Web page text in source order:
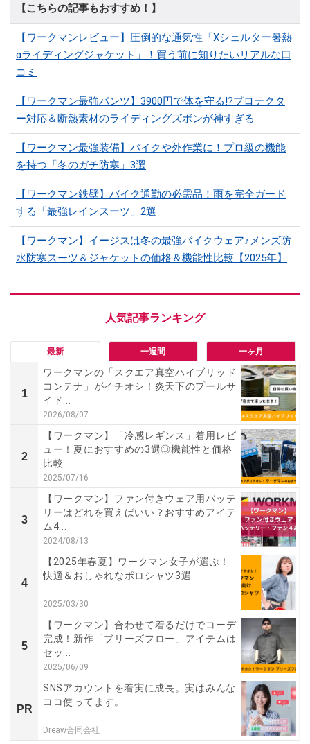
【こちらの記事もおすすめ！】
【ワークマンレビュー】圧倒的な通気性「Xシェルター暑熱
αライディングジャケット」！買う前に知りたいリアルな口
コミ
【ワークマン最強パンツ】3900円で体を守る!?プロテクタ
ー対応＆断熱素材のライディングズボンが神すぎる
【ワークマン最強装備】バイクや外作業に！プロ級の機能
を持つ「冬のガチ防寒」3選
【ワークマン鉄壁】バイク通勤の必需品！雨を完全ガード
する「最強レインスーツ」2選
【ワークマン】イージスは冬の最強バイクウェア♪メンズ防
水防寒スーツ＆ジャケットの価格＆機能性比較【2025年】
最新 一週間 一ヶ月
1
ワークマンの「スクエア真空ハイブリッド
コンテナ」がイチオシ！炎天下のプールサ
イド...
2026/08/07
2
【ワークマン】「冷感レギンス」着用レビ
ュー！夏におすすめの3選◎機能性と価格
比較
2025/07/16
3
【ワークマン】ファン付きウェア用バッテ
リーはどれを買えばいい？おすすめアイテ
ム4...
2024/08/13
4
【2025年春夏】ワークマン女子が選ぶ！
快適＆おしゃれなポロシャツ3選
2025/03/30
5
【ワークマン】合わせて着るだけでコーデ
完成！新作「ブリーズフロー」アイテムは
セッ...
2025/06/09
PR
SNSアカウントを着実に成長。実はみんな
ココ使ってます。
Dreaw合同会社